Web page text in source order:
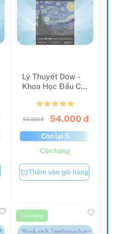
Lý Thuyết Dow -
Khoa Học Đầu Cơ
Chứng Khoán: Bí
Qu...
54.000 đ
Còn lại 5
Còn hàng
Thêm vào giỏ hàng
Còn hàng